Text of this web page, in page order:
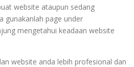
website ataupun sedang
gunakanlah page under
mengetahui keadaan website
website anda lebih profesional dan